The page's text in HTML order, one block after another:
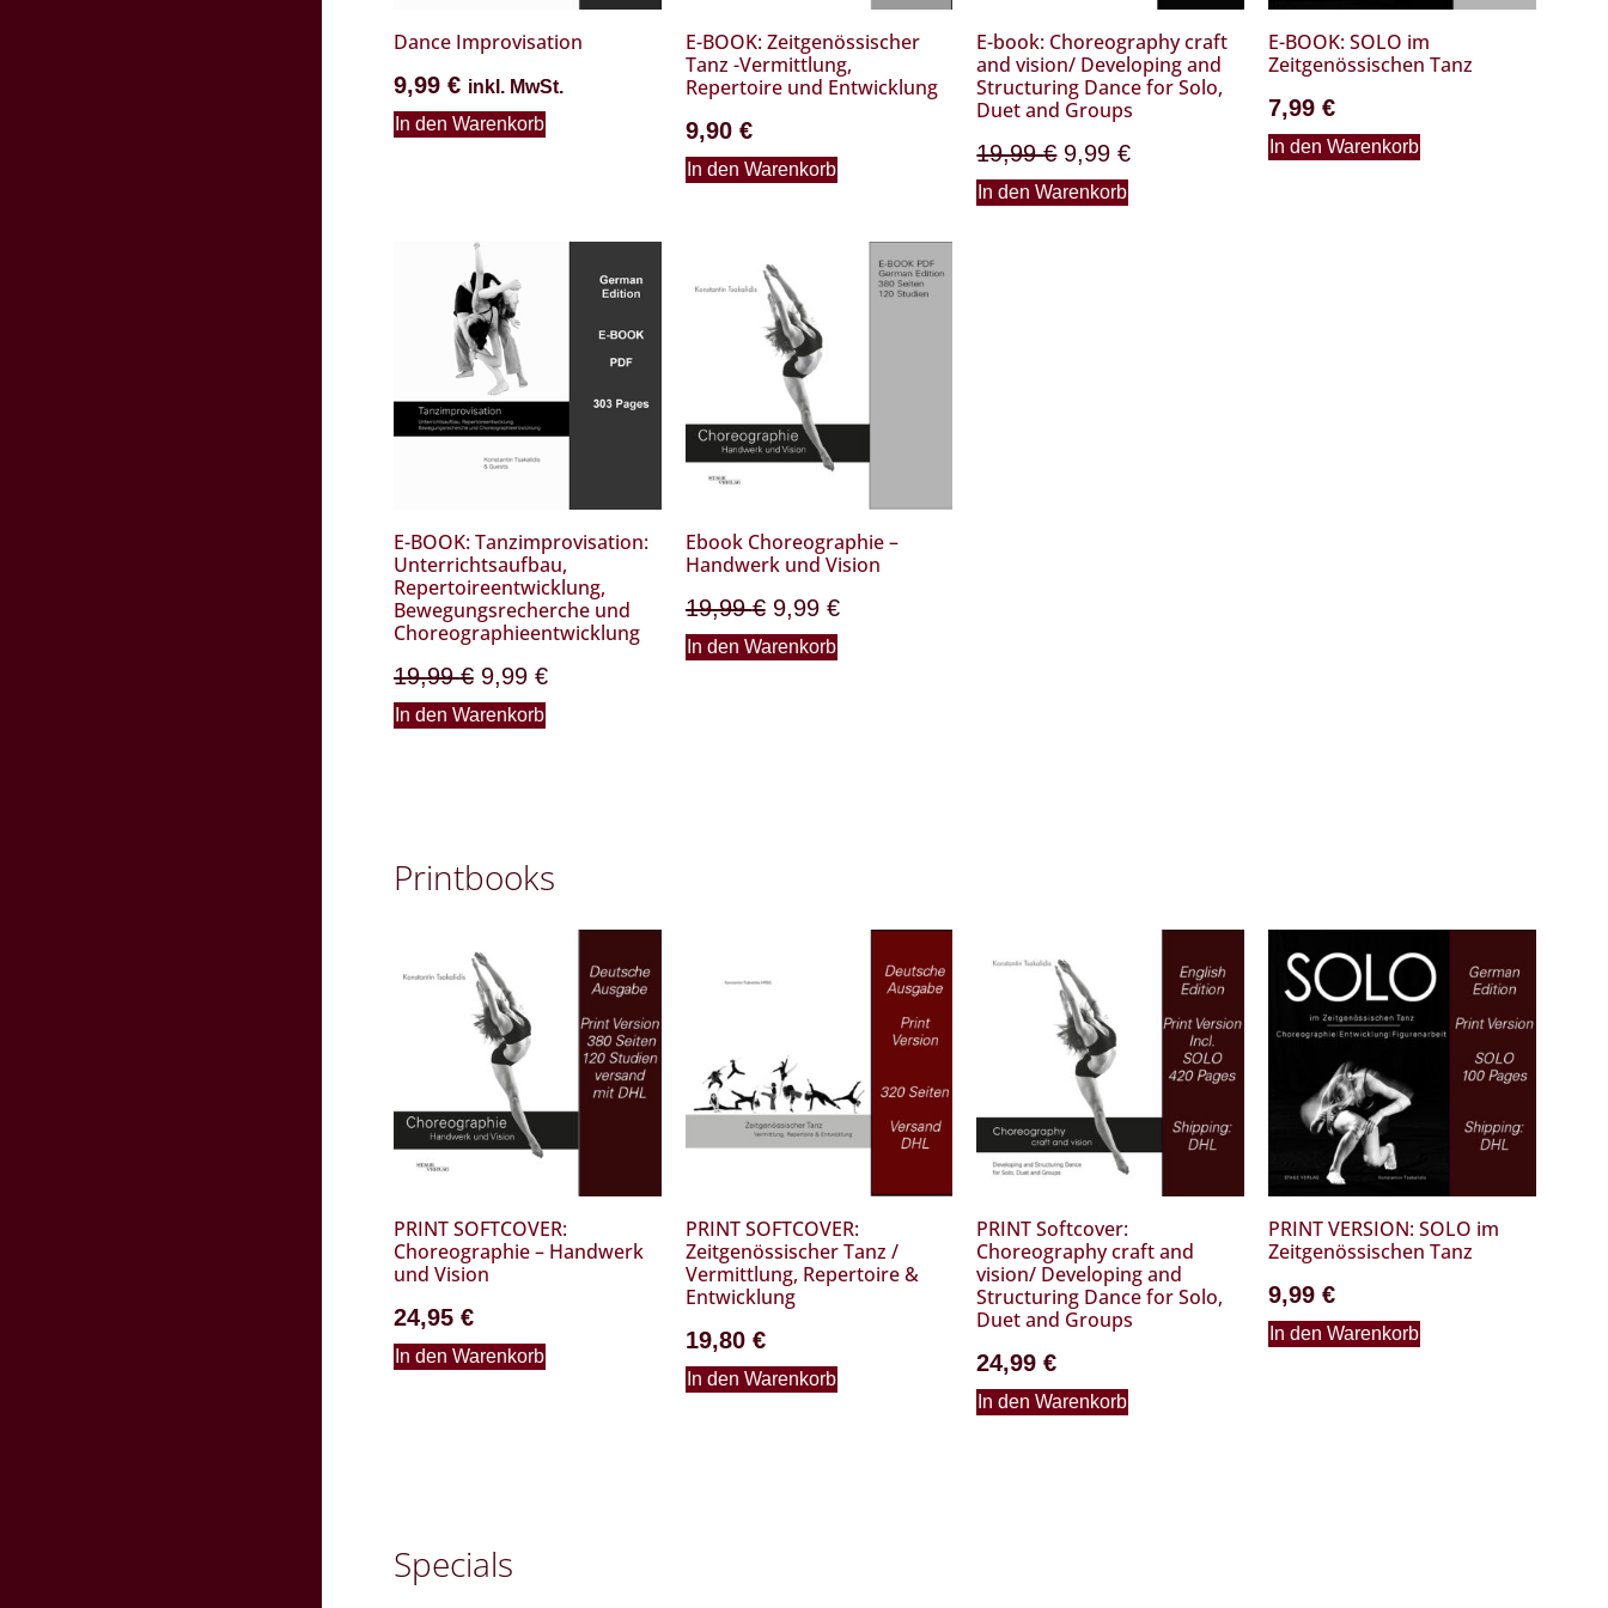
Dance Improvisation
9,99 € inkl. MwSt.
In den Warenkorb
E-BOOK: Zeitgenössischer
Tanz -Vermittlung,
Repertoire und Entwicklung
9,90 €
In den Warenkorb
E-book: Choreography craft
and vision/ Developing and
Structuring Dance for Solo,
Duet and Groups
19,99€ 9,99€
In den Warenkorb
E-BOOK: SOLO im
Zeitgenössischen Tanz
7,99€
In den Warenkorb
E-BOOK: Tanzimprovisation:
Unterrichtsaufbau,
Repertoireentwicklung,
Bewegungsrecherche und
Choreographieentwicklung
19,99€ 9,99 €
In den Warenkorb
Ebook Choreographie –
Handwerk und Vision
19,99€ 9,99 €
In den Warenkorb
Printbooks
PRINT SOFTCOVER:
Choreographie – Handwerk
und Vision
24,95 €
In den Warenkorb
PRINT SOFTCOVER:
Zeitgenössischer Tanz /
Vermittlung, Repertoire &
Entwicklung
19,80 €
In den Warenkorb
PRINT Softcover:
Choreography craft and
vision/ Developing and
Structuring Dance for Solo,
Duet and Groups
24,99€
In den Warenkorb
PRINT VERSION: SOLO im
Zeitgenössischen Tanz
9,99€
In den Warenkorb
Specials